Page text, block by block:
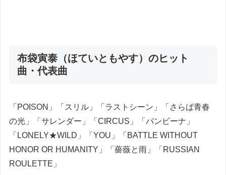
布袋寅泰（ほていともやす）のヒット
曲・代表曲
「POISON」「スリル」「ラストシーン」「さらば青春
の光」「サレンダー」「CIRCUS」「バンビーナ」
「LONELY★WILD」「YOU」「BATTLE WITHOUT
HONOR OR HUMANITY」「薔薇と雨」「RUSSIAN
ROULETTE」